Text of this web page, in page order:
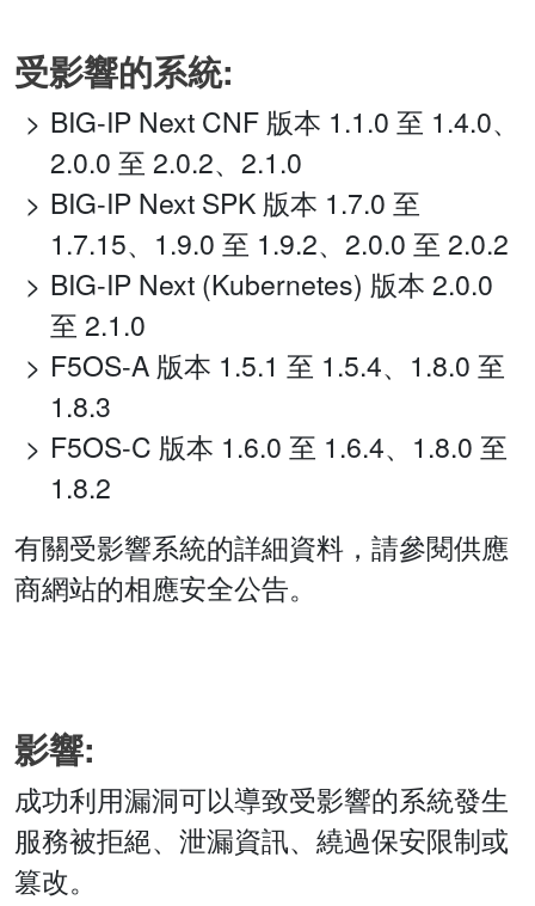
受影響的系統:
BIG-IP Next CNF 版本 1.1.0 至 1.4.0、
2.0.0 至 2.0.2、2.1.0
BIG-IP Next SPK 版本 1.7.0 至
1.7.15、1.9.0 至 1.9.2、2.0.0 至 2.0.2
BIG-IP Next (Kubernetes) 版本 2.0.0
至 2.1.0
F5OS-A 版本 1.5.1 至 1.5.4、1.8.0 至
1.8.3
F5OS-C 版本 1.6.0 至 1.6.4、1.8.0 至
1.8.2
有關受影響系統的詳細資料，請參閱供應
商網站的相應安全公告。
影響:
成功利用漏洞可以導致受影響的系統發生
服務被拒絕、泄漏資訊、繞過保安限制或
篡改。